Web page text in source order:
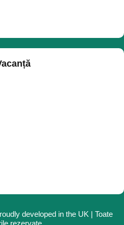
developed in the UK | Toate
rezervate